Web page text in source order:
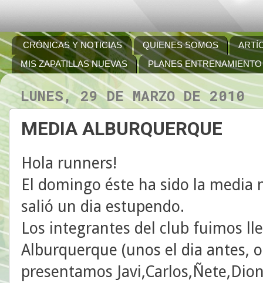
CRÓNICAS Y NOTICIAS QUIENES SOMOS
MIS ZAPATILLAS NUEVAS
PLANES ENTRENAMIENTO
LUNES, 29 DE MARZO DE 2010
MEDIA ALBURQUERQUE
Hola runners!
El domingo éste ha sido la
salió un dia estupendo.
Los integrantes del club fuimos
Alburquerque (unos el dia antes,
presentamos